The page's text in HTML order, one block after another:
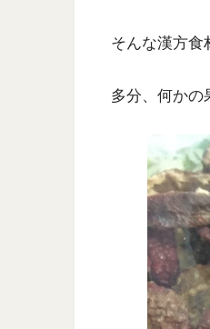
そんな漢方食
多分、何かの